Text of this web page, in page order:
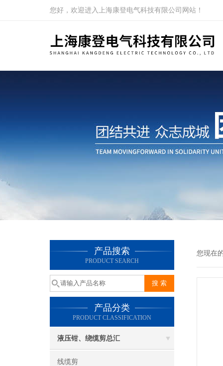
您好，欢迎进入上海康登电气科技有限公司网站！
产品搜索
PRODUCT SEARCH
产品分类
PRODUCT CLASSIFICATION
液压钳、绕缆剪总汇
线缆剪
您现在